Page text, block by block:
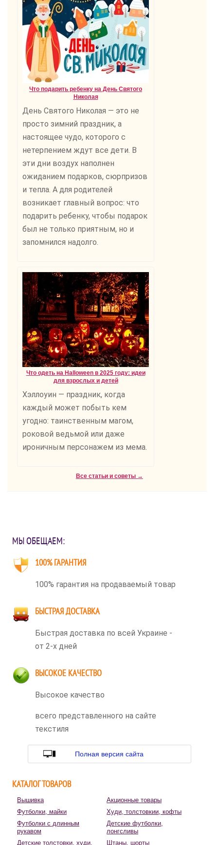
Что подарить ребенку на День Святого
Николая
День Святого Николая — это не
просто зимний праздник, а
настоящее чудо, которого с
нетерпением ждут все дети. В
эти дни воздух наполнен
ожиданием подарков, сюрпризов
и тепла. А для родителей
возникает главный вопрос: что
подарить ребенку, чтобы подарок
был не только приятным, но и
запомнился надолго.
Что одеть на Halloween в 2025 году: идеи
для взрослых и детей
Хэллоуин — праздник, когда
каждый может побыть кем
угодно: таинственным магом,
роковой ведьмой или даже
ироничным персонажем из мема.
Все статьи и советы →
МЫ ОБЕЩАЕМ:
100% ГАРАНТИЯ
100% гарантия на продаваемый товар
БЫСТРАЯ ДОСТАВКА
Быстрая доставка по всей Украине -
от 2-х дней
ВЫСОКОЕ КАЧЕСТВО
Высокое качество
всего представленного на сайте
текстиля
Полная версия сайта
КАТАЛОГ ТОВАРОВ
Вышивка
Акционные товары
Футболки, майки
Худи, толстовкии, кофты
Футболки с длинным
рукавом
Детские футболки,
лонгсливы
Детские толстовки, худи,
Штаны, шорты